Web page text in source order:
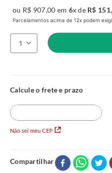
ou R$ 907,00 em 6x de R$ 151,
Parcelamentos acima de 12x podem
1
Não sei meu CEP
Compartilhar